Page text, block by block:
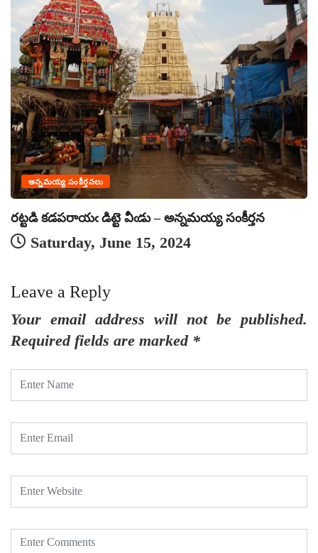
అన్నమయ్య సంకీర్తనలు
రట్టడి కడపరాయఁ డిట్టె వీఁడు – అన్నమయ్య సంకీర్తన
Saturday, June 15, 2024
Leave a Reply
Your email address will not be published.
Required fields are marked *